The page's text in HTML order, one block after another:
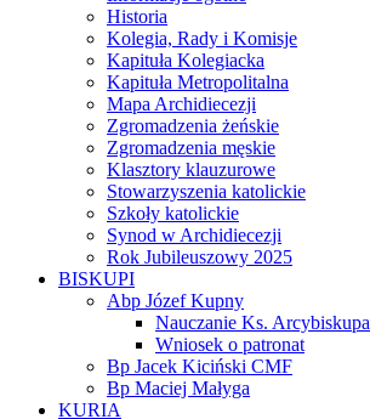
Historia
Kolegia, Rady i Komisje
Kapituła Kolegiacka
Kapituła Metropolitalna
Mapa Archidiecezji
Zgromadzenia żeńskie
Zgromadzenia męskie
Klasztory klauzurowe
Stowarzyszenia katolickie
Szkoły katolickie
Synod w Archidiecezji
Rok Jubileuszowy 2025
BISKUPI
Abp Józef Kupny
Nauczanie Ks. Arcybiskupa
Wniosek o patronat
Bp Jacek Kiciński CMF
Bp Maciej Małyga
KURIA